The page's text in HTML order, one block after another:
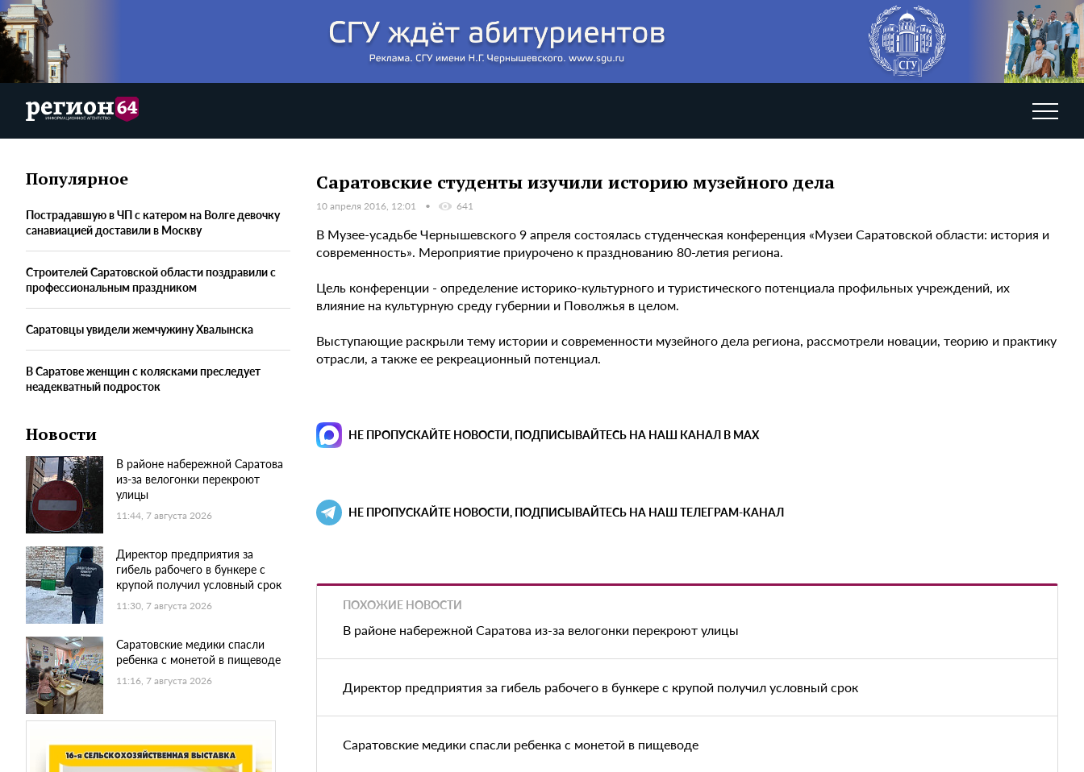
Популярное
Пострадавшую в ЧП с катером на Волге девочку
санавиацией доставили в Москву
Строителей Саратовской области поздравили с
профессиональным праздником
Саратовцы увидели жемчужину Хвалынска
В Саратове женщин с колясками преследует
неадекватный подросток
Новости
В районе набережной Саратова
из-за велогонки перекроют
улицы
11:44, 7 августа 2026
Директор предприятия за
гибель рабочего в бункере с
крупой получил условный срок
11:30, 7 августа 2026
Саратовские медики спасли
ребенка с монетой в пищеводе
11:16, 7 августа 2026
Саратовские студенты изучили историю музейного дела
10 апреля 2016, 12:01 641
В Музее-усадьбе Чернышевского 9 апреля состоялась студенческая конференция «Музеи Саратовской области: история и
современность». Мероприятие приурочено к празднованию 80-летия региона.
Цель конференции - определение историко-культурного и туристического потенциала профильных учреждений, их
влияние на культурную среду губернии и Поволжья в целом.
Выступающие раскрыли тему истории и современности музейного дела региона, рассмотрели новации, теорию и практику
отрасли, а также ее рекреационный потенциал.
НЕ ПРОПУСКАЙТЕ НОВОСТИ, ПОДПИСЫВАЙТЕСЬ НА НАШ КАНАЛ В MAX
НЕ ПРОПУСКАЙТЕ НОВОСТИ, ПОДПИСЫВАЙТЕСЬ НА НАШ ТЕЛЕГРАМ-КАНАЛ
ПОХОЖИЕ НОВОСТИ
В районе набережной Саратова из-за велогонки перекроют улицы
Директор предприятия за гибель рабочего в бункере с крупой получил условный срок
Саратовские медики спасли ребенка с монетой в пищеводе